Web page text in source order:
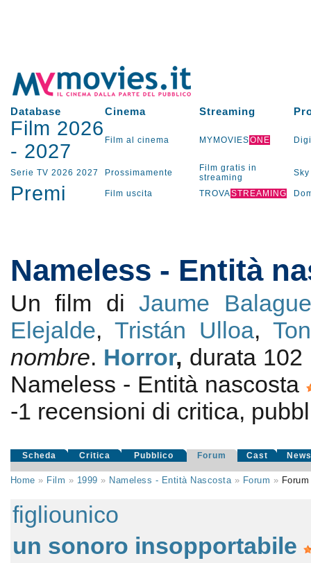
Database Cinema Streaming
Film 2026
- 2027 Film al cinema MYMOVIESONE
Serie TV 2026 2027 Prossimamente
Film gratis in
streaming
Sky
Premi Film uscita TROVASTREAMING
Nameless - Entità
Un film diJaume
Elejalde, Tristán Ulloa,
nombre. Horror, durata
Nameless - Entità nascosta
-1 recensioni di critica,
Scheda Critica Pubblico Forum Cast
Home » Film » 1999 » Nameless - Entità Nascosta» Forum » Forum
figliounico
un sonoro insopportabile